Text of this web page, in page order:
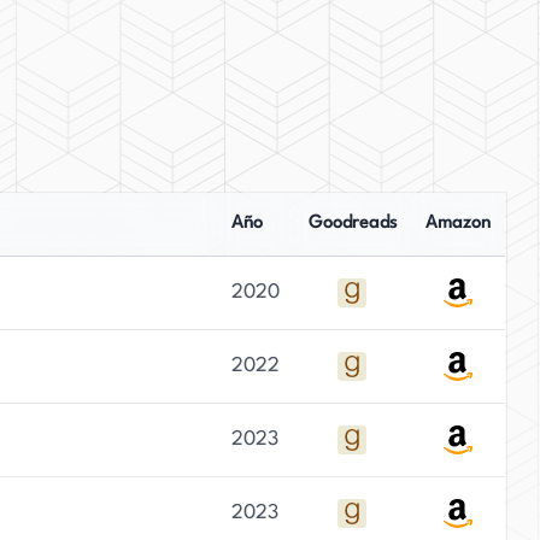
Año Goodreads Amazon
2020
2022
2023
2023